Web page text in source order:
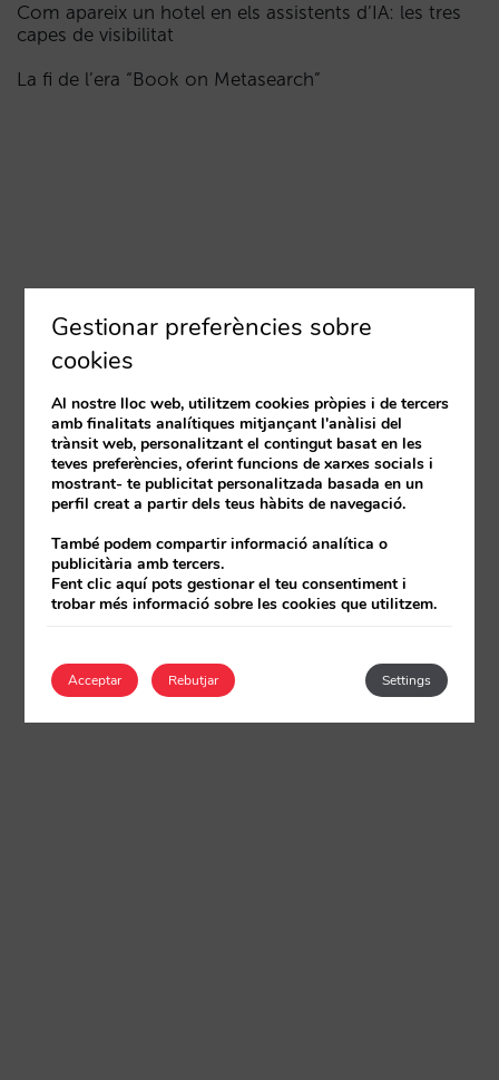
Com apareix un hotel en els assistents d’IA: les tres
capes de visibilitat
La fi de l’era “Book on Metasearch”
Gestionar preferències sobre
cookies
Al nostre lloc web, utilitzem cookies pròpies i de tercers
amb finalitats analítiques mitjançant l'anàlisi del
trànsit web, personalitzant el contingut basat en les
teves preferències, oferint funcions de xarxes socials i
mostrant- te publicitat personalitzada basada en un
perfil creat a partir dels teus hàbits de navegació.
També podem compartir informació analítica o
publicitària amb tercers.
Fent clic aquí pots gestionar el teu consentiment i
trobar més informació sobre les cookies que utilitzem.
Acceptar Settings
Rebutjar